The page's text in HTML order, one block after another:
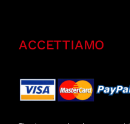
ACCETTIAMO